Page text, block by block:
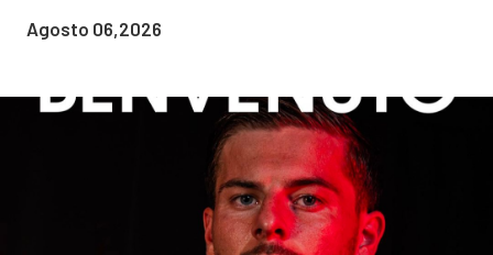
Agosto 06,2026